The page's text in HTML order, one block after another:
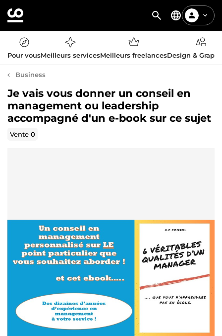
Pour vousMeilleurs servicesMeilleurs freelancesDesign &
Business
Je vais vous donner un conseil en
management ou leadership
accompagné d'un e-book sur ce sujet
Vente0